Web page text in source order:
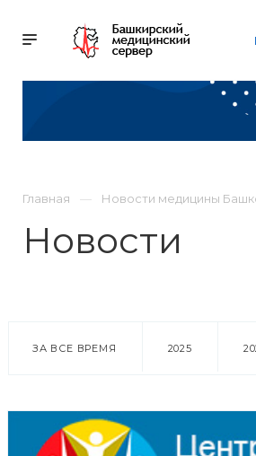
Главная Новости медицины
Новости
ЗА ВСЕ ВРЕМЯ 2025